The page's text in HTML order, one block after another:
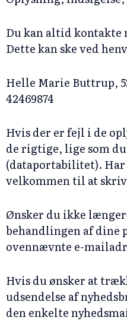
Du kan altid kontakte
Dette kan ske ved
Helle Marie Buttrup,
42469874
Hvis der er fejl i de
de rigtige, lige som
(dataportabilitet).
velkommen til at
Ønsker du ikke
behandlingen af dine
ovennævnte e-
Hvis du ønsker at
udsendelse af
den enkelte